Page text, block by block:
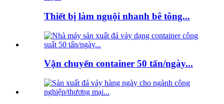
Thiết bị làm nguội nhanh bê tông...
Vận chuyển container 50 tấn/ngày...